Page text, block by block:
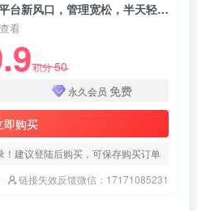
网易版小红书重磅来袭，新平台新风口，管理宽松，半天轻松涨3000粉，第一波红利等你来吃
看
积分50
永久会员 免费
即购买
！建议登陆后购买，可保存购买订单
链接失效反馈微信：17171085231